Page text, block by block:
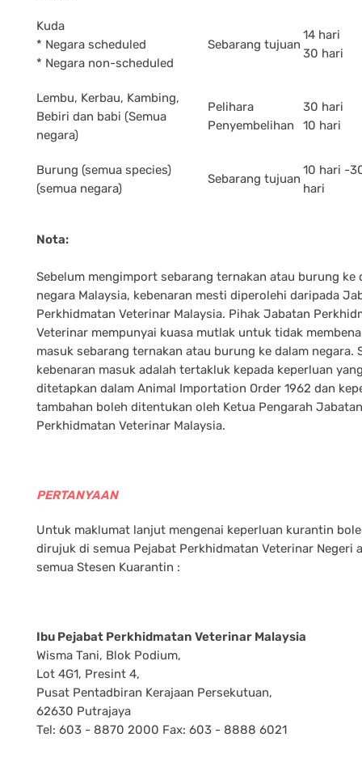
Kuda
* Negara scheduled
* Negara non-scheduled
Sebarang tujuan
14 hari
30 hari
Lembu, Kerbau, Kambing,
Bebiri dan babi (Semua
negara)
Pelihara
Penyembelihan
30 hari
10 hari
Burung (semua species)
(semua negara)
Sebarang tujuan
10 hari -
hari
Nota:
Sebelum mengimport sebarang ternakan atau burung ke
negara Malaysia, kebenaran mesti diperolehi daripada
Perkhidmatan Veterinar Malaysia. Pihak Jabatan
Veterinar mempunyai kuasa mutlak untuk tidak
masuk sebarang ternakan atau burung ke dalam negara.
kebenaran masuk adalah tertakluk kepada keperluan
ditetapkan dalam Animal Importation Order 1962 dan
tambahan boleh ditentukan oleh Ketua Pengarah Jabatan
Perkhidmatan Veterinar Malaysia.
PERTANYAAN
Untuk maklumat lanjut mengenai keperluan kurantin
dirujuk di semua Pejabat Perkhidmatan Veterinar Negeri
semua Stesen Kuarantin :
Ibu Pejabat Perkhidmatan Veterinar Malaysia
Wisma Tani, Blok Podium,
Lot 4G1, Presint 4,
Pusat Pentadbiran Kerajaan Persekutuan,
62630 Putrajaya
Tel: 603 - 8870 2000 Fax: 603 - 8888 6021